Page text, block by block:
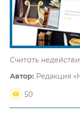
Считать
Автор: Редакция
50